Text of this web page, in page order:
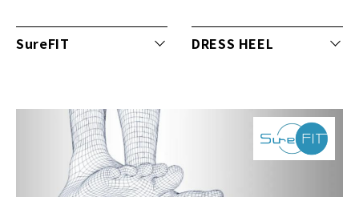
SureFIT DRESS HEEL